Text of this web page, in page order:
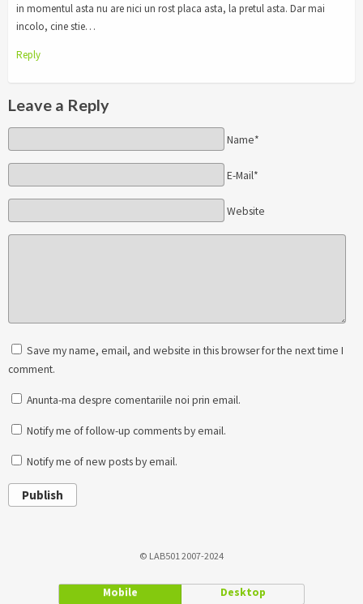
in momentul asta nu are nici un rost placa asta, la pretul asta. Dar mai
incolo, cine stie…
Reply
Leave a Reply
Name*
E-Mail*
Website
Save my name, email, and website in this browser for the next time I
comment.
Anunta-ma despre comentariile noi prin email.
Notify me of follow-up comments by email.
Notify me of new posts by email.
Publish
© LAB501 2007-2024
Mobile Desktop